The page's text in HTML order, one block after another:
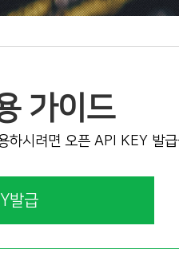
가이드
시려면 오픈 API KEY 발
발급